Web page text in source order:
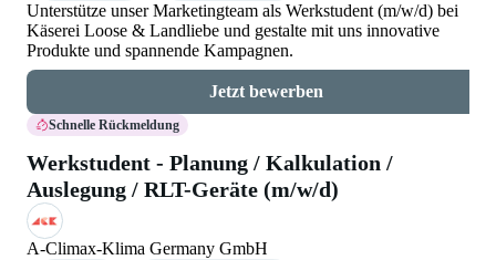
Unterstütze unser Marketingteam als Werkstudent (m/w/d) bei
Käserei Loose & Landliebe und gestalte mit uns innovative
Produkte und spannende Kampagnen.
Jetzt bewerben
Schnelle Rückmeldung
Werkstudent - Planung / Kalkulation /
Auslegung / RLT-Geräte (m/w/d)
A-Climax-Klima Germany GmbH